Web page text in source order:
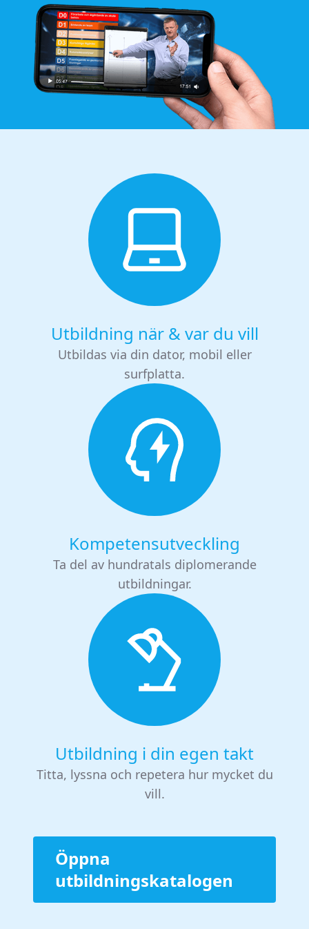
Utbildning när & var du vill
Utbildas via din dator, mobil eller
surfplatta.
Kompetensutveckling
Ta del av hundratals diplomerande
utbildningar.
Utbildning i din egen takt
Titta, lyssna och repetera hur mycket du
vill.
Öppna
utbildningskatalogen